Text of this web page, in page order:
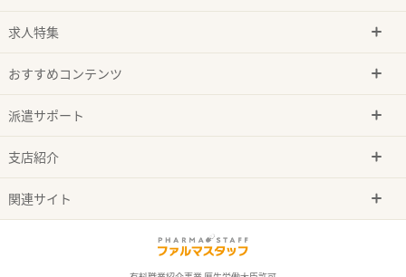
求人特集
おすすめコンテンツ
派遣サポート
支店紹介
関連サイト